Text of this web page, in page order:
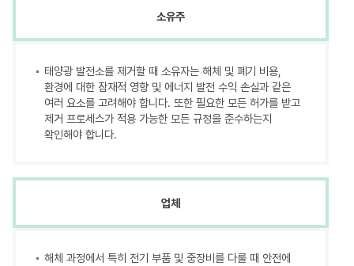
소유주
태양광 발전소를 제거할 때 소유자는 해체 및 폐기 비용,
환경에 대한 잠재적 영향 및 에너지 발전 수익 손실과 같은
여러 요소를 고려해야 합니다. 또한 필요한 모든 허가를 받고
제거 프로세스가 적용 가능한 모든 규정을 준수하는지
확인해야 합니다.
업체
해체 과정에서 특히 전기 부품 및 중장비를 다룰 때 안전에